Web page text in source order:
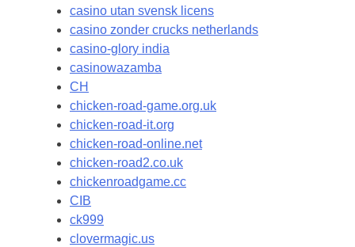
casino utan svensk licens
casino zonder crucks netherlands
casino-glory india
casinowazamba
CH
chicken-road-game.org.uk
chicken-road-it.org
chicken-road-online.net
chicken-road2.co.uk
chickenroadgame.cc
CIB
ck999
clovermagic.us